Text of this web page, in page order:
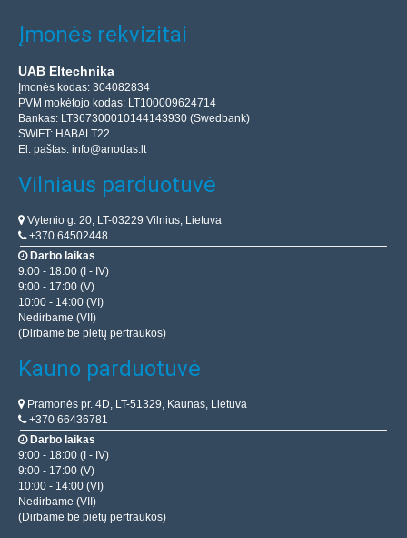
Įmonės rekvizitai
UAB Eltechnika
Įmonės kodas: 304082834
PVM mokėtojo kodas: LT100009624714
Bankas: LT367300010144143930 (Swedbank)
SWIFT: HABALT22
El. paštas: info@anodas.lt
Vilniaus parduotuvė
Vytenio g. 20, LT-03229 Vilnius, Lietuva
+370 64502448
Darbo laikas
9:00 - 18:00 (I - IV)
9:00 - 17:00 (V)
10:00 - 14:00 (VI)
Nedirbame (VII)
(Dirbame be pietų pertraukos)
Kauno parduotuvė
Pramonės pr. 4D, LT-51329, Kaunas, Lietuva
+370 66436781
Darbo laikas
9:00 - 18:00 (I - IV)
9:00 - 17:00 (V)
10:00 - 14:00 (VI)
Nedirbame (VII)
(Dirbame be pietų pertraukos)